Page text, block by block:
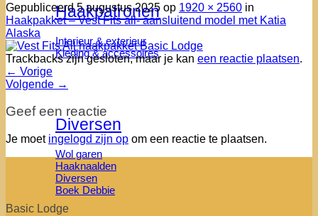
Haakpatronen
Interieur & exterieur
Kleding & accessoires
Diversen
Wol garen
Haaknaalden
Diversen
Boek Debbie
Gepubliceerd5 augustus 2025 op 1920 × 2560 in
Haakpakket – Vest Fits all- aansluitend model met Katia
Alaska
Trackbacks zijn gesloten, maar je kan een reactie plaatsen.
← Vorige
Volgende →
Geef een reactie
Je moet ingelogd zijn op om een reactie te plaatsen.
Basic Lodge